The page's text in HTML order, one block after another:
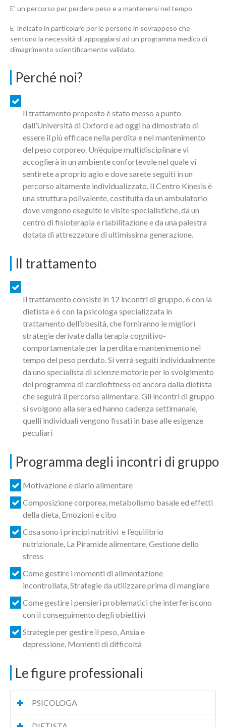
E’ un percorso per perdere peso e a mantenersi nel tempo
E’ indicato in particolare per le persone in sovrappeso che
sentono la necessità di appoggiarsi ad un programma medico di
dimagrimento scientificamente validato.
Perché noi?
Il trattamento proposto è stato messo a punto
dall’Università di Oxford e ad oggi ha dimostrato di
essere il più efficace nella perdita e nel mantenimento
del peso corporeo. Un’équipe multidisciplinare vi
accoglierà in un ambiente confortevole nel quale vi
sentirete a proprio agio e dove sarete seguiti in un
percorso altamente individualizzato. Il Centro Kinesis è
una struttura polivalente, costituita da un ambulatorio
dove vengono eseguite le visite specialistiche, da un
centro di fisioterapia e riabilitazione e da una palestra
dotata di attrezzature di ultimissima generazione.
Il trattamento
Il trattamento consiste in 12 incontri di gruppo, 6 con la
dietista e 6 con la psicologa specializzata in
trattamento dell’obesità, che forniranno le migliori
strategie derivate dalla terapia cognitivo-
comportamentale per la perdita e mantenimento nel
tempo del peso perduto. Si verrà seguiti individualmente
da uno specialista di scienze motorie per lo svolgimento
del programma di cardiofitness ed ancora dalla dietista
che seguirà il percorso alimentare. Gli incontri di gruppo
si svolgono alla sera ed hanno cadenza settimanale,
quelli individuali vengono fissati in base alle esigenze
peculiari
Programma degli incontri di gruppo
Motivazione e diario alimentare
Composizione corporea, metabolismo basale ed effetti
della dieta, Emozioni e cibo
Cosa sono i principi nutritivi e l’equilibrio
nutrizionale, La Piramide alimentare, Gestione dello
stress
Come gestire i momenti di alimentazione
incontrollata, Strategie da utilizzare prima di mangiare
Come gestire i pensieri problematici che interferiscono
con il conseguimento degli obiettivi
Strategie per gestire il peso, Ansia e
depressione, Momenti di difficoltà
Le figure professionali
PSICOLOGA